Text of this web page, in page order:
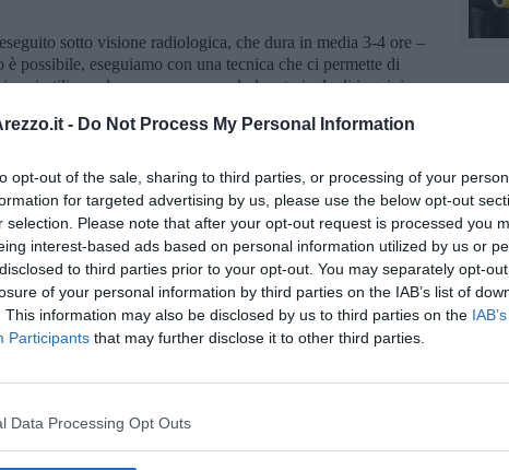
- Do Not Process My Personal Information
opt-out of the sale, sharing to third parties, or processing of your
for targeted advertising by us, please use the below opt-out
selection. Please note that after your opt-out request is processed you
interest-based ads based on personal information utilized by us or
to third parties prior to your opt-out. You may separately opt-
of your personal information by third parties on the IAB’s list of
This information may also be disclosed by us to third parties on the
Participants that may further disclose it to other third parties.
Data Processing Opt Outs
sotto visione radiologica, che dura in media 3-4 ore –
è possibile, eseguiamo con una tecnica che ci permette di
vasi utilizzando come accesso solo le arterie degli inguini.
complicazioni anche rilevanti ma se tutto va bene il
e dopo due giorni può tornare alle sue normali attività
che definiamo di chirurgia endovascolare aortica
il nostro ospedale al pari dei migliori centri nazionali e
ausilio di apparecchio angiografico mobile in sala
apparecchio angiografico integrato di ultima generazione da
– conclude il
dr. Ventoruzzo
- potrà consentire un
sempre maggiori possibilità terapeutiche e